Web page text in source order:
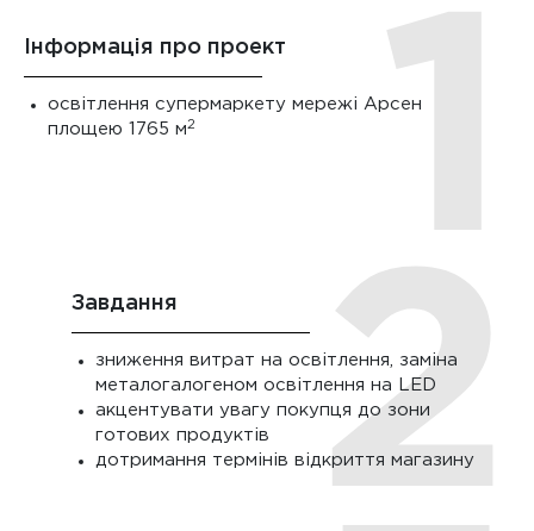
Інформація про проект
освітлення супермаркету мережі Арсен
площею 1765 м 2
Завдання
зниження витрат на освітлення, заміна
металогалогеном освітлення на LED
акцентувати увагу покупця до зони
готових продуктів
дотримання термінів відкриття магазину